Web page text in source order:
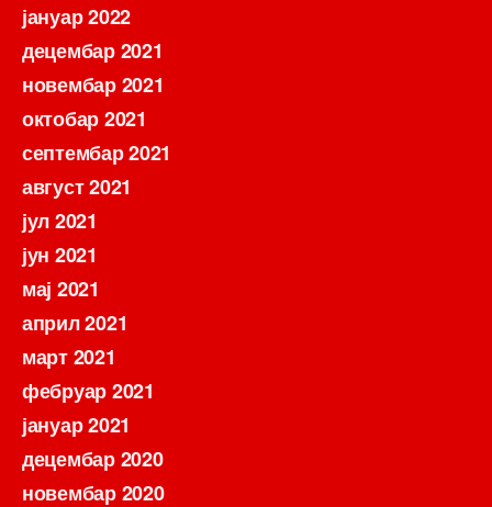
јануар 2022
децембар 2021
новембар 2021
октобар 2021
септембар 2021
август 2021
јул 2021
јун 2021
мај 2021
април 2021
март 2021
фебруар 2021
јануар 2021
децембар 2020
новембар 2020